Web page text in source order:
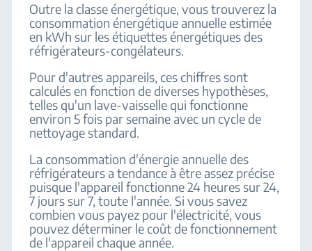
Outre la classe énergétique, vous trouverez la
consommation énergétique annuelle estimée
en kWh sur les étiquettes énergétiques des
réfrigérateurs-congélateurs.
Pour d'autres appareils, ces chiffres sont
calculés en fonction de diverses hypothèses,
telles qu'un lave-vaisselle qui fonctionne
environ 5 fois par semaine avec un cycle de
nettoyage standard.
La consommation d'énergie annuelle des
réfrigérateurs a tendance à être assez précise
puisque l'appareil fonctionne 24 heures sur 24,
7 jours sur 7, toute l'année. Si vous savez
combien vous payez pour l'électricité, vous
pouvez déterminer le coût de fonctionnement
de l'appareil chaque année.